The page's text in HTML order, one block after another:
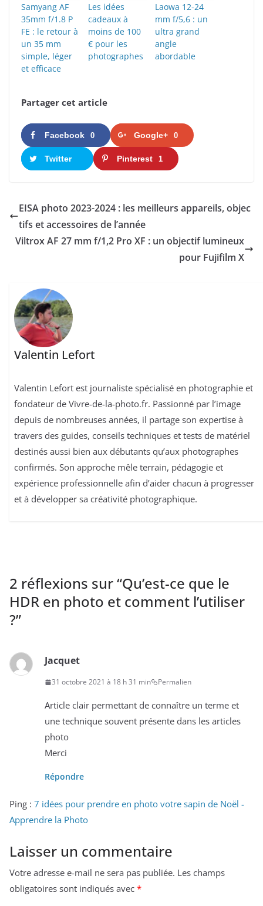
Samyang AF
35mm f/1.8 P
FE : le retour à
un 35 mm
simple, léger
et efficace
Les idées
cadeaux à
moins de 100
€ pour les
photographes
Laowa 12-24
mm f/5,6 : un
ultra grand
angle
abordable
Partager cet article
Facebook 0 Google+ 0
Twitter Pinterest 1
EISA photo 2023-2024 : les meilleurs appareils, objec
tifs et accessoires de l’année
Viltrox AF 27 mm f/1,2 Pro XF : un objectif lumineux
pour Fujifilm X
Valentin Lefort
Valentin Lefort est journaliste spécialisé en photographie et
fondateur de Vivre-de-la-photo.fr. Passionné par l’image
depuis de nombreuses années, il partage son expertise à
travers des guides, conseils techniques et tests de matériel
destinés aussi bien aux débutants qu’aux photographes
confirmés. Son approche mêle terrain, pédagogie et
expérience professionnelle afin d’aider chacun à progresser
et à développer sa créativité photographique.
2 réflexions sur “Qu’est-ce que le
HDR en photo et comment l’utiliser
?”
Jacquet
31 octobre 2021 à 18 h 31 min Permalien
Article clair permettant de connaître un terme et
une technique souvent présente dans les articles
photo
Merci
Répondre
Ping : 7 idées pour prendre en photo votre sapin de Noël -
Apprendre la Photo
Laisser un commentaire
Votre adresse e-mail ne sera pas publiée. Les champs
obligatoires sont indiqués avec *